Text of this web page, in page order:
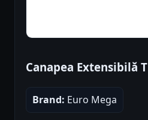
Canapea Extensibilă
Brand: Euro Mega